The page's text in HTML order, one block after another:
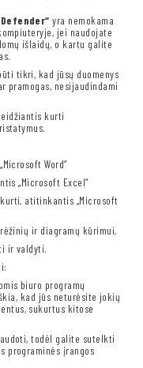
yra nemokama
jei naudojate
išlaidų, o kartu galite
tikri, kad jūsų duomenys
pramogas, nesijaudindami
kurti
Word“
„Microsoft Excel“
atitinkantis „Microsoft
ir diagramų kūrimui,
ir valdyti.
biuro programų
kad jūs neturėsite jokių
sukurtus kitose
todėl galite sutelkti
programinės įrangos